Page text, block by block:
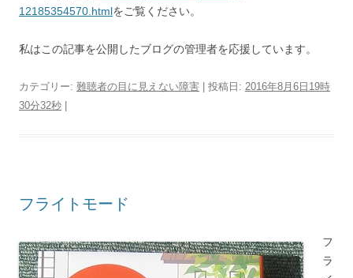
12185354570.htmlをご覧ください。
私はこの記事を公開したブログの管理者を応援しています。
カテゴリー: 難聴者の目に見えない障害 | 投稿日: 2016年8月6日19時
30分32秒
フライトモード
フ
ラ